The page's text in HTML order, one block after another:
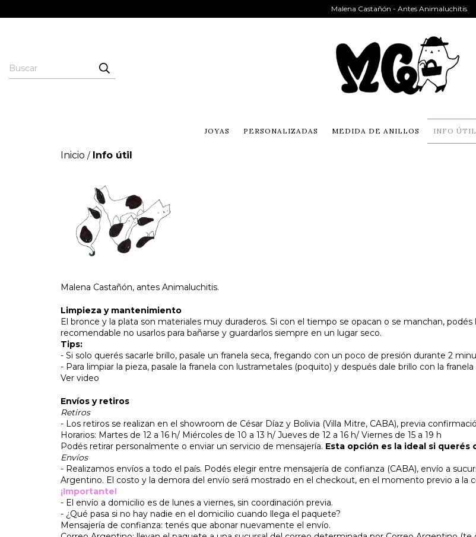
Malena Castañón - Antes Animaluchitis
JOYAS PERSONALIZADAS MEDIDA DE ANILLOS INFO ÚTIL
Inicio / Info útil
Malena Castañón, antes Animaluchitis.
Limpieza y mantenimiento
El bronce y la plata son materiales muy duraderos. Si con el tiempo se opacan o se manchan,
recomendable no usarlos para bañarse y guardarlos siempre en un lugar seco.
Tips:
- Si solo querés sacarle brillo, pasale un franela seca, fregando con un poco de presión durante 2
- Para limpiar la pieza, pasale la franela con lustrametales (poquito) y después dale brillo con la
Ver video
Envíos y retiros
Retiros
- Los retiros se realizan en el showroom de César Díaz y Bolivia (Villa Mitre, CABA), previa
Horarios: Martes de 12 a 16 h/ Miércoles de 10 a 13 h/ Jueves de 12 a 16 h/ Viernes de 15 a 19 h
Podés retirar personalmente o enviar un servicio de mensajería. Esta opción es la ideal si
Envíos
- Realizamos envíos a todo el país. Podés elegir entre mensajería de confianza (CABA), envío a
Argentino. El costo y la demora del envío será mostrado en el checkout, en el momento previo a la
¡Importante!
- El envío a domicilio es de lunes a viernes, sin coordinación previa.
- ¿Qué pasa si no hay nadie en el domicilio cuando llega el paquete?
Mensajería de confianza: tenés que abonar nuevamente el envío.